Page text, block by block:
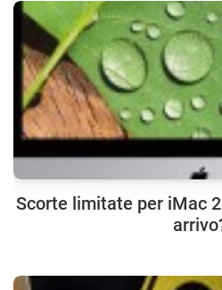
Scorte limitate per iMac